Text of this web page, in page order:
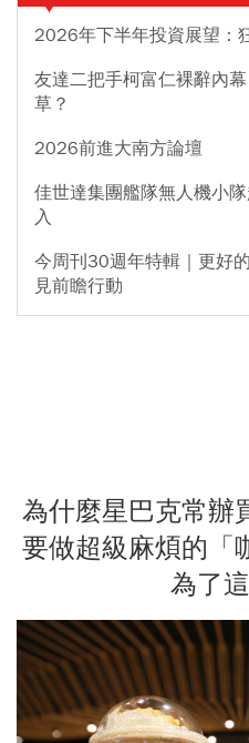
2026年下半年投資展望：
友達二把手柯富仁裸辭內
草？
2026前進大南方論壇
佳世達集團艦隊無人機小
入
今周刊30週年特輯｜更好
見前瞻行動
為什麼星巴克常辦
要做超級麻煩的「
為了